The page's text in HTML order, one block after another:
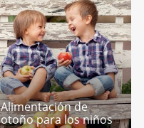
Alimentación de
otoño para los niños